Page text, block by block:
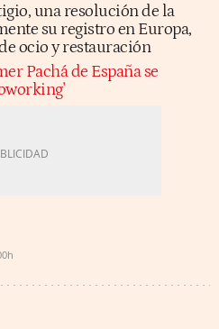
una resolución de la
su registro en Europa,
ocio y restauración
Pachá de España se